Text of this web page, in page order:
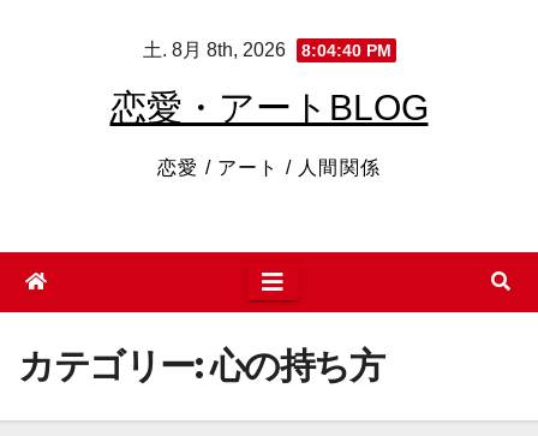
土. 8月 8th, 2026 8:04:41 PM
恋愛・アートBLOG
恋愛 / アート / 人間関係
カテゴリー:心の持ち方